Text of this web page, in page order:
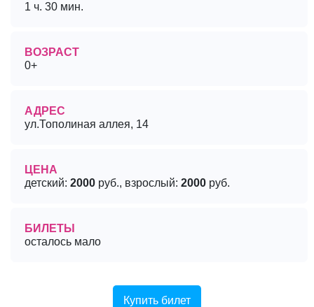
1 ч. 30 мин.
ВОЗРАСТ
0+
АДРЕС
ул.Тополиная аллея, 14
ЦЕНА
детский: 2000 руб., взрослый: 2000 руб.
БИЛЕТЫ
осталось мало
Купить билет